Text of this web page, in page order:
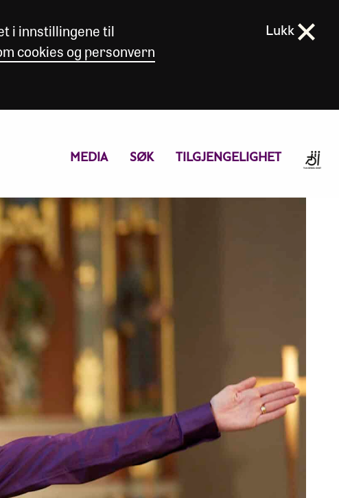
i innstillingene til
cookies og personvern
Lukk
MEDIA SØK TILGJENGELIGHET